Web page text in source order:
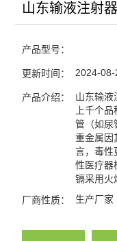
山东输液注射
产品型号：
更新时间： 2024-08-
产品介绍：
山东输液
上千个
管（如尿
重金属因
言，毒性
性医疗器
镉采用火
厂商性质： 生产厂家